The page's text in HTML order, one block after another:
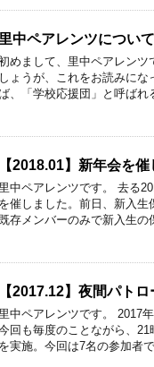
里中ペアレンツについ
めまして、里中ペアレン
しょうが、これをお読みに
、「学校応援団」と呼ば
【2018.01】新年会を催
里中ペアレンツです。 去る
を催しました。前日、新入
既存メンバーのみで新入生
【2017.12】夜間パト
里中ペアレンツです。 2017
回も毎度のことながら、
を実施。今回は7名の参加者